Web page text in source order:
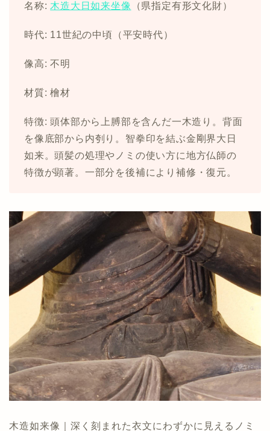
名称: 木造大日如来坐像 （県指定有形文化財）
時代: 11世紀の中頃（平安時代）
像高: 不明
材質: 檜材
特徴: 頭体部から上膊部を含んだ一木造り。背面
を像底部から内刳り。智拳印を結ぶ金剛界大日
如来。頭髪の処理やノミの使い方に地方仏師の
特徴が顕著。一部分を後補により補修・復元。
木造如来像｜深く刻まれた衣文にわずかに見えるノミ